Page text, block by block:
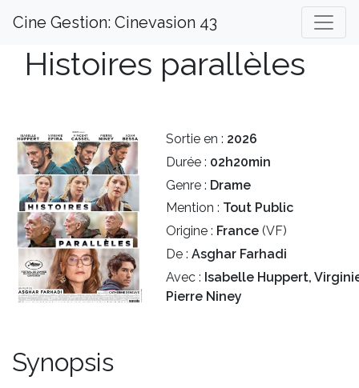
Cine Gestion: Cinevasion 43
Histoires parallèles
Sortie en : 2026
Durée : 02h20min
Genre : Drame
Mention : Tout Public
Origine : France (VF)
De : Asghar Farhadi
Avec : Isabelle Huppert,
Pierre Niney
Synopsis